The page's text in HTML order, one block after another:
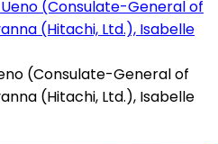
(Consulate-General of
(Hitachi, Ltd.), Isabelle